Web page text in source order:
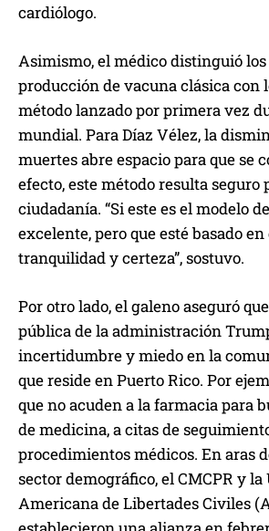
cardiólogo.
Asimismo, el médico distinguió los
producción de vacuna clásica con
método lanzado por primera vez
mundial. Para Díaz Vélez, la
muertes abre espacio para que se
efecto, este método resulta seguro
ciudadanía. “Si este es el modelo
excelente, pero que esté basado
tranquilidad y certeza”, sostuvo.
Por otro lado, el galeno aseguró
pública de la administración
incertidumbre y miedo en la
que reside en Puerto Rico. Por
que no acuden a la farmacia para
de medicina, a citas de
procedimientos médicos. En aras
sector demográfico, el CMCPR y
Americana de Libertades Civiles